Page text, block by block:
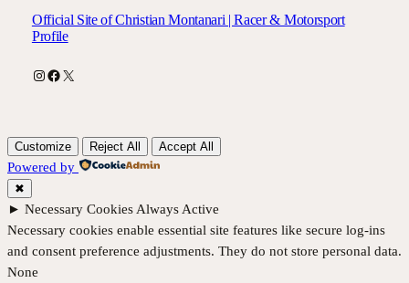
Official Site of Christian Montanari | Racer & Motorsport
Profile
Instagram
Facebook
X
Customize Reject All Accept All
Powered by
✖
► Necessary Cookies Always Active
Necessary cookies enable essential site features like secure log-ins
and consent preference adjustments. They do not store personal data.
None